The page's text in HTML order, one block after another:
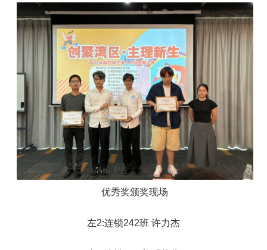
优秀奖颁奖现场
左2:连锁242班 许力杰